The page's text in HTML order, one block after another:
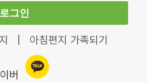
로그인
아침편지 가족되기